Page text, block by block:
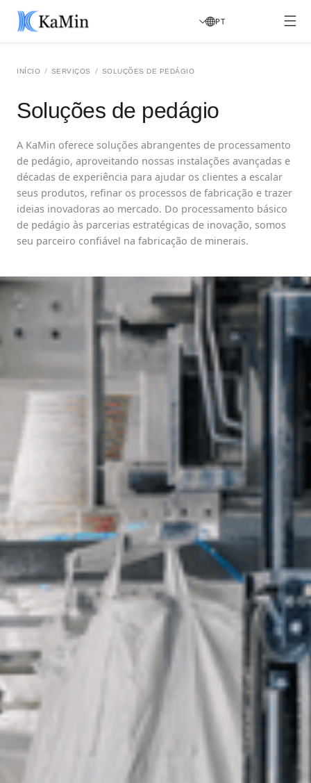
PT
INÍCIO / SERVIÇOS / SOLUÇÕES DE PEDÁGIO
Soluções de pedágio
A KaMin oferece soluções abrangentes de processamento
de pedágio, aproveitando nossas instalações avançadas e
décadas de experiência para ajudar os clientes a escalar
seus produtos, refinar os processos de fabricação e trazer
ideias inovadoras ao mercado. Do processamento básico
de pedágio às parcerias estratégicas de inovação, somos
seu parceiro confiável na fabricação de minerais.